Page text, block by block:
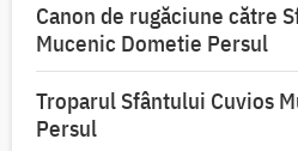
Canon de rugăciune către
Mucenic Dometie Persul
Troparul Sfântului Cuvios
Persul